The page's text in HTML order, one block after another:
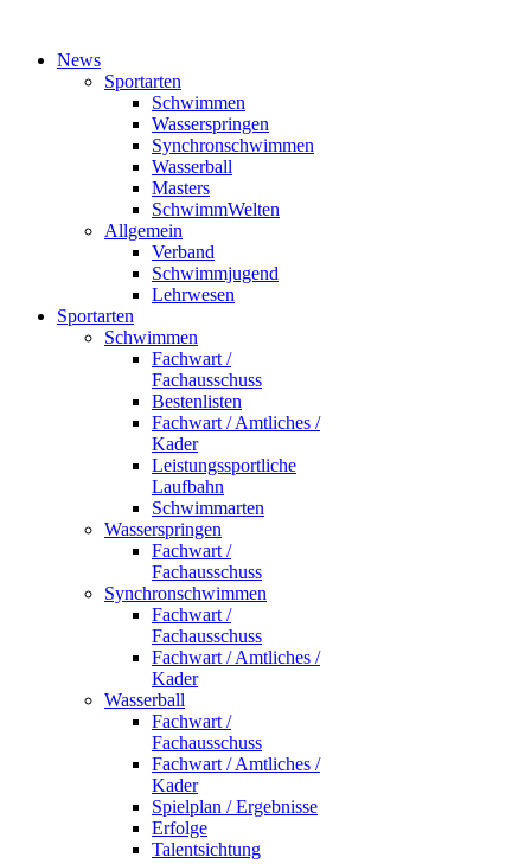
News
Sportarten
Schwimmen
Wasserspringen
Synchronschwimmen
Wasserball
Masters
SchwimmWelten
Allgemein
Verband
Schwimmjugend
Lehrwesen
Sportarten
Schwimmen
Fachwart /
Fachausschuss
Bestenlisten
Fachwart / Amtliches /
Kader
Leistungssportliche
Laufbahn
Schwimmarten
Wasserspringen
Fachwart /
Fachausschuss
Synchronschwimmen
Fachwart /
Fachausschuss
Fachwart / Amtliches /
Kader
Wasserball
Fachwart /
Fachausschuss
Fachwart / Amtliches /
Kader
Spielplan / Ergebnisse
Erfolge
Talentsichtung